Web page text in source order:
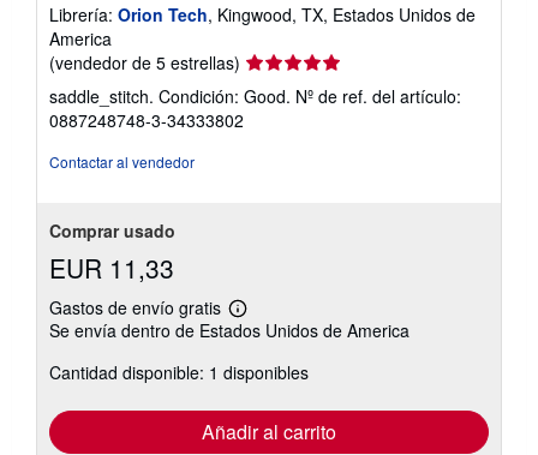
Librería: Orion Tech, Kingwood, TX, Estados Unidos de
America
(vendedor de 5 estrellas) Calificación
del
vendedor:
saddle_stitch. Condición: Good. Nº de ref. del artículo:
0887248748-3-34333802
Contactar al vendedor
Comprar usado
EUR 11,33
Gastos de envío gratis
Más
información
las
tarifas
envío
Se envía dentro de Estados Unidos de America
Cantidad disponible: 1 disponibles
Añadir al carrito